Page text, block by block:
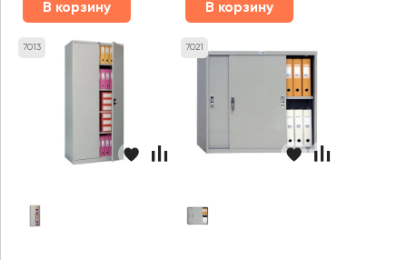
В корзину В корзину
7013 7021